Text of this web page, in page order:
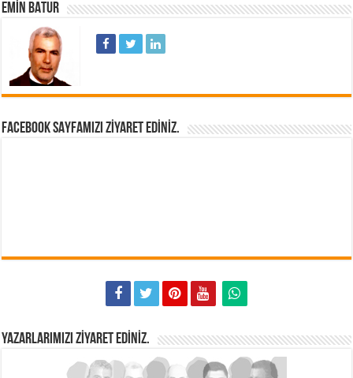
EMIN BATUR
FACEBOOK SAYFAMIZI ZIYARET EDINIZ.
YAZARLARIMIZI ZIYARET EDINIZ.